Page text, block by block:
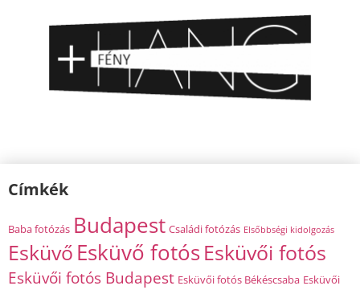
Címkék
Baba fotózás Budapest Családi fotózás Elsőbbségi kidolgozás
Esküvő Esküvő fotósEsküvői fotós
Esküvői fotós Budapest Esküvői fotós Békéscsaba Esküvői